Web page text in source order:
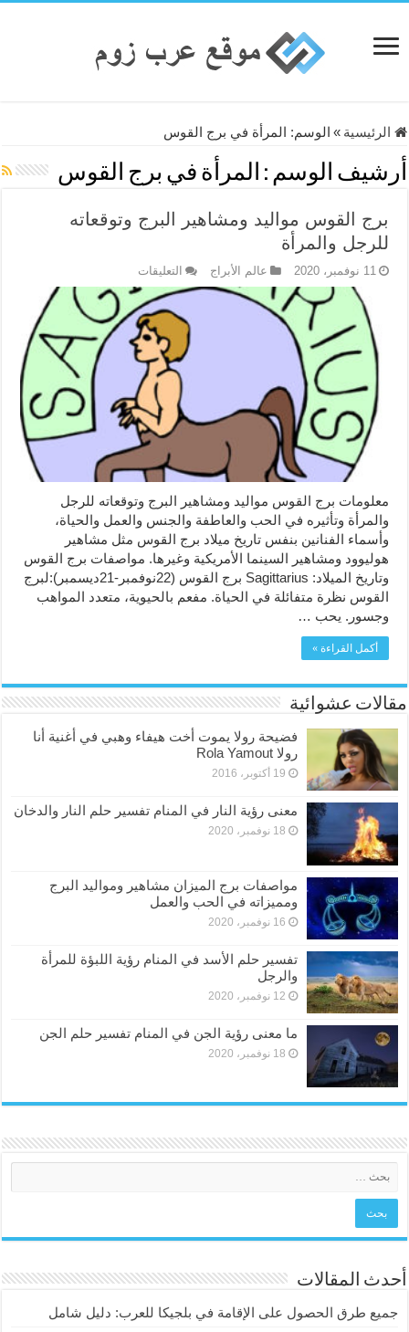
الرئيسية » الوسم: المرأة في برج القوس
أرشيف الوسم : المرأة في برج القوس
برج القوس مواليد ومشاهير البرج وتوقعاته
للرجل والمرأة
11 نوفمبر، 2020 عالم الأبراج التعليقات
القوس
مواليد
ومشاهير
البرج
وتوقعاته
للرجل
مغلقة
معلومات برج القوس مواليد ومشاهير البرج وتوقعاته للرجل
والمرأة وتأثيره في الحب والعاطفة والجنس والعمل والحياة،
وأسماء الفنانين بنفس تاريخ ميلاد برج القوس مثل مشاهير
هوليوود ومشاهير السينما الأمريكية وغيرها. مواصفات برج القوس
وتاريخ الميلاد: Sagittarius برج القوس (22نوفمبر-21ديسمبر):لبرج
القوس نظرة متفائلة في الحياة. مفعم بالحيوية، متعدد المواهب
وجسور. يحب …
أكمل القراءة »
مقالات عشوائية
فضيحة رولا يموت أخت هيفاء وهبي في أغنية أنا
رولا Rola Yamout
19 أكتوبر، 2016
معنى رؤية النار في المنام تفسير حلم النار والدخان
18 نوفمبر، 2020
مواصفات برج الميزان مشاهير ومواليد البرج
ومميزاته في الحب والعمل
16 نوفمبر، 2020
تفسير حلم الأسد في المنام رؤية اللبؤة للمرأة
والرجل
12 نوفمبر، 2020
ما معنى رؤية الجن في المنام تفسير حلم الجن
18 نوفمبر، 2020
أحدث المقالات
جميع طرق الحصول على الإقامة في بلجيكا للعرب: دليل شامل